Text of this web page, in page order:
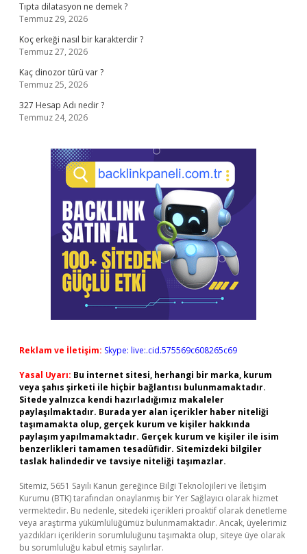
Tıpta dilatasyon ne demek ?
Temmuz 29, 2026
Koç erkeği nasıl bir karakterdir ?
Temmuz 27, 2026
Kaç dinozor türü var ?
Temmuz 25, 2026
327 Hesap Adı nedir ?
Temmuz 24, 2026
Reklam ve İletişim: Skype: live:.cid.575569c608265c69
Yasal Uyarı: Bu internet sitesi, herhangi bir marka, kurum
veya şahıs şirketi ile hiçbir bağlantısı bulunmamaktadır.
Sitede yalnızca kendi hazırladığımız makaleler
paylaşılmaktadır. Burada yer alan içerikler haber niteliği
taşımamakta olup, gerçek kurum ve kişiler hakkında
paylaşım yapılmamaktadır. Gerçek kurum ve kişiler ile isim
benzerlikleri tamamen tesadüfidir. Sitemizdeki bilgiler
taslak halindedir ve tavsiye niteliği taşımazlar.
Sitemiz, 5651 Sayılı Kanun gereğince Bilgi Teknolojileri ve İletişim
Kurumu (BTK) tarafından onaylanmış bir Yer Sağlayıcı olarak hizmet
vermektedir. Bu nedenle, sitedeki içerikleri proaktif olarak denetleme
veya araştırma yükümlülüğümüz bulunmamaktadır. Ancak, üyelerimiz
yazdıkları içeriklerin sorumluluğunu taşımakta olup, siteye üye olarak
bu sorumluluğu kabul etmiş sayılırlar.